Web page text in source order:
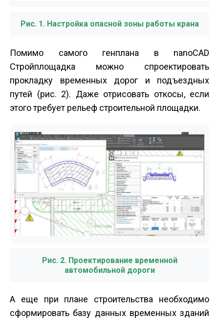
Рис. 1. Настройка опасной зоны работы крана
Помимо самого генплана в nanoCAD
Стройплощадка можно спроектировать
прокладку временных дорог и подъездных
путей (рис. 2). Даже отрисовать откосы, если
этого требует рельеф строительной площадки.
Рис. 2. Проектирование временной
автомобильной дороги
А еще при плане строительства необходимо
сформировать базу данных временных зданий